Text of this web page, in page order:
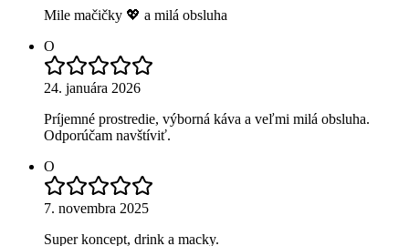
Mile mačičky 💖 a milá obsluha
O
24. januára 2026
Príjemné prostredie, výborná káva a veľmi milá obsluha.
Odporúčam navštíviť.
O
7. novembra 2025
Super koncept, drink a macky.